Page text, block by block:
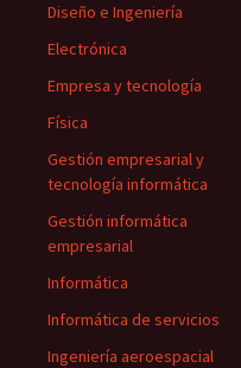
Diseño e Ingeniería
Electrónica
Empresa y tecnología
Física
Gestión empresarial y
tecnología informática
Gestión informática
empresarial
Informática
Informática de servicios
Ingeniería aeroespacial